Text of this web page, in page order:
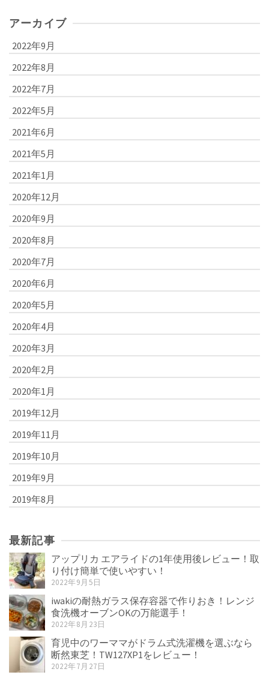
アーカイブ
2022年9月
2022年8月
2022年7月
2022年5月
2021年6月
2021年5月
2021年1月
2020年12月
2020年9月
2020年8月
2020年7月
2020年6月
2020年5月
2020年4月
2020年3月
2020年2月
2020年1月
2019年12月
2019年11月
2019年10月
2019年9月
2019年8月
最新記事
アップリカ エアライドの1年使用後レビュー！取
り付け簡単で使いやすい！
2022年9月5日
iwakiの耐熱ガラス保存容器で作りおき！レンジ
食洗機オーブンOKの万能選手！
2022年8月23日
育児中のワーママがドラム式洗濯機を選ぶなら
断然東芝！TW127XP1をレビュー！
2022年7月27日